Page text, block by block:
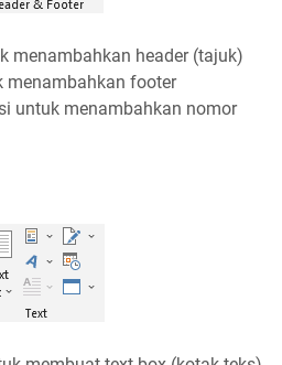
menambahkan header (tajuk)
menambahkan footer
untuk menambahkan nomor